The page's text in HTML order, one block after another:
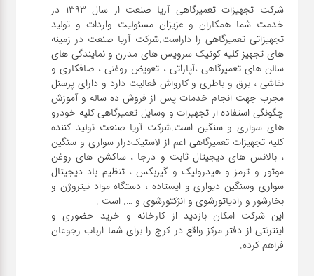
شرکت تجهیزات تعمیرگاهی آریا صنعت از سال ۱۳۹۳ در
خدمت شما همکاران و عزیزان مسئولیت واردات و تولید
تجهیزاتی تعمیرگاهی را داراست.شرکت آریا صنعت در زمینه
های تجهیز کلیه کوئیک سرویس های مدرن و نمایندگی های
سالن های تعمیرگاهی ،آپاراتی ، تعویض روغنی ، صافکاری و
نقاشی ، برق و باطری و کارواش فعالیت دارد و دارای پرسنل
مجرب جهت انجام خدمات پس از فروش ده ساله و آموزش
چگونگی استفاده از تجهیزات و وسایل تعمیرگاهی کلیه خودرو
های سواری و سنگین است.شرکت آریا صنعت تولید کننده
کلیه تجهیزات تعمیرگاهی اعم از لاستیک‌درار سواری و ‌سنگین
، بالانس های دیجیتال ثابت و درجا ، ساکشن های روغن
موتور و ترمز و هیدرولیک و گیربکس ، تنظیم باد دیجیتال
سواری و‌سنگین دیواری و ایستاده ، دستگاه مواد نیتروژن و
این شرکت امکان بازدید از کارخانه و خرید حضوری و
اینترنتی از دفتر مرکز واقع در کرج را برای شما ارباب رجوعان
فراهم کرده.